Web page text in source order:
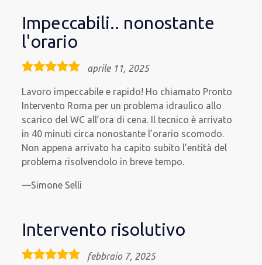
Impeccabili.. nonostante
l'orario
5,0
aprile 11, 2025
Lavoro impeccabile e rapido! Ho chiamato Pronto
Intervento Roma per un problema idraulico allo
scarico del WC all’ora di cena. Il tecnico è arrivato
in 40 minuti circa nonostante l’orario scomodo.
Non appena arrivato ha capito subito l’entità del
problema risolvendolo in breve tempo.
Simone Selli
Intervento risolutivo
5,0
febbraio 7, 2025